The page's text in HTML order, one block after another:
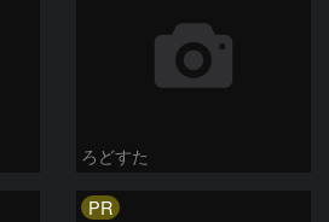
ろどすた
PR